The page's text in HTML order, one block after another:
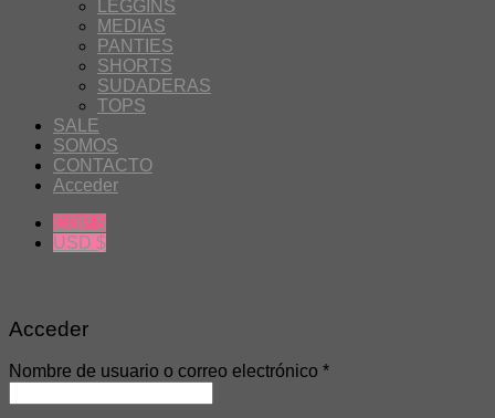
LEGGINS
MEDIAS
PANTIES
SHORTS
SUDADERAS
TOPS
SALE
SOMOS
CONTACTO
Acceder
COP $
USD $
Acceder
Nombre de usuario o correo electrónico *